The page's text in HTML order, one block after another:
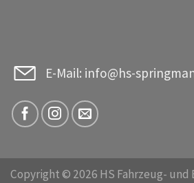
E-Mail: info@hs-
Copyright © 2026 HS Fahrzeug-